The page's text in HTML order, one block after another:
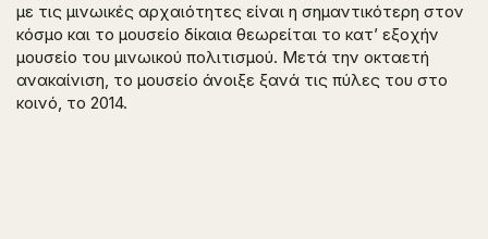
με τις μινωικές αρχαιότητες είναι η σημαντικότερη στον
κόσμο και το μουσείο δίκαια θεωρείται το κατ’ εξοχήν
μουσείο του μινωικού πολιτισμού. Μετά την οκταετή
ανακαίνιση, το μουσείο άνοιξε ξανά τις πύλες του στο
κοινό, το 2014.